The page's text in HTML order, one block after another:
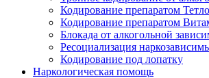
Кодирование препаратом
Кодирование препаратом
Блокада от алкогольной
Ресоциализация
Кодирование под лопатку
Наркологическая помощь